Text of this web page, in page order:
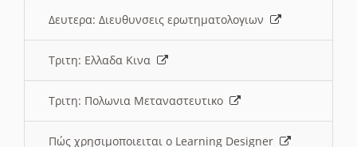
Δευτερα: Διευθυνσεις ερωτηματολογιων
Τριτη: Ελλαδα Κινα
Τριτη: Πολωνια Μεταναστευτικο
Πώς χρησιμοποιειται ο Learning Designer